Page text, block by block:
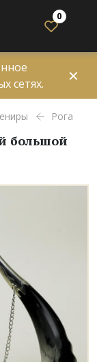
0
сетях.
✕
Рога
большой